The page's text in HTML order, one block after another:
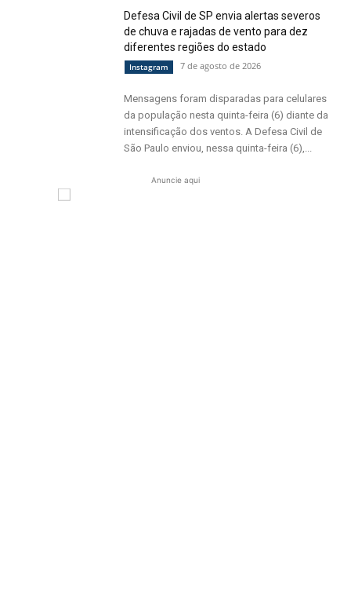
Defesa Civil de SP envia alertas severos
de chuva e rajadas de vento para dez
diferentes regiões do estado
Instagram 7 de agosto de 2026
Mensagens foram disparadas para celulares
da população nesta quinta-feira (6) diante da
intensificação dos ventos. A Defesa Civil de
São Paulo enviou, nessa quinta-feira (6),...
Anuncie aqui